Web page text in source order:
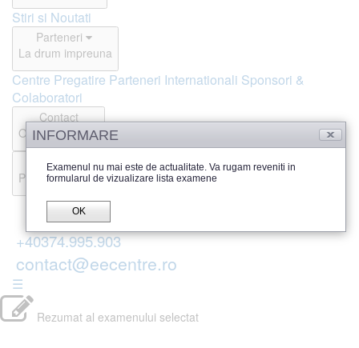
Stiri si Noutati
Parteneri
La drum impreuna
Centre Pregatire Parteneri Internationali Sponsori &
Colaboratori
Contact
Offline si Online
Recenzii
Parerea publicului
+40374.995.903
contact@eecentre.ro
☰
Rezumat al examenului selectat
INFORMARE
Examenul nu mai este de actualitate. Va rugam reveniti in
formularul de vizualizare lista examene
OK